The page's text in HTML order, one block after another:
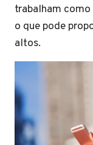
trabalham
o que pode
altos.